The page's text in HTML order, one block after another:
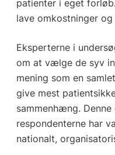
patienter i eget
lave omkostninger
Eksperterne i
om at vælge de syv
mening som en
give mest
sammenhæng.
respondenterne har
nationalt,